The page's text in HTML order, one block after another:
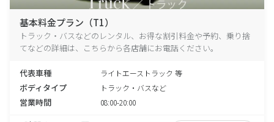
基本料金プラン（T1）
トラック・バスなどのレンタル、お得な割引料金や予約、乗り捨
てなどの詳細は、こちらから各店舗にお電話ください。
代表車種 ライトエーストラック 等
ボディタイプ トラック・バスなど
営業時間 08:00-20:00